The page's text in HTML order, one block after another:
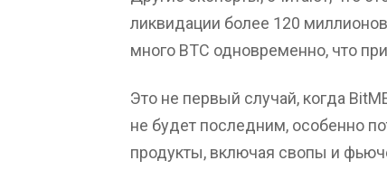
ликвидации более 120
много BTC одновременно, что
Это не первый случай, когда
не будет последним, особенно
продукты, включая свопы и